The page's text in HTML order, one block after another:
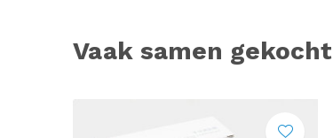
Vaak samen gekocht